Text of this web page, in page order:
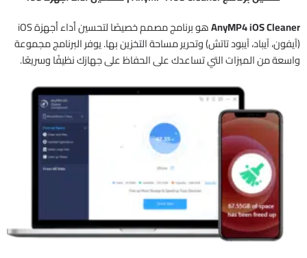
AnyMP4 iOS Cleaner
هو برنامج مصمم خصيصًا لتحسين أداء أجهزة iOS
(آيفون، آيباد، آيبود تاتش) وتحرير مساحة التخزين بها. يوفر البرنامج مجموعة
واسعة من الميزات التي تساعدك على الحفاظ على جهازك نظيفًا وسريعًا.